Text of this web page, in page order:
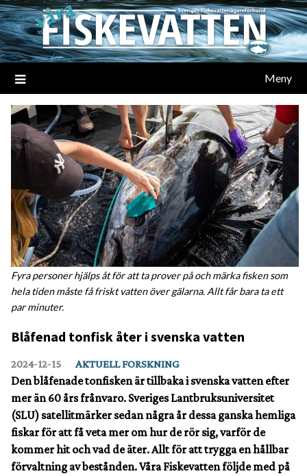
Meny
Fyra personer hjälps åt för att ta prover på och märka fisken som
hela tiden måste få friskt vatten över gälarna. Allt får bara ta ett
par minuter.
Blåfenad tonfisk åter i svenska vatten
2024‑12‑15 AKTUELL FORSKNING
Den blåfenade tonfisken är tillbaka i svenska vatten efter
mer än 60 års frånvaro. Sveriges Lantbruksuniversitet
(SLU) satellitmärker sedan några år dessa ganska hemliga
fiskar för att få veta mer om hur de rör sig, varför de
kommer hit och vad de äter. Allt för att trygga en hållbar
förvaltning av bestånden. Våra Fiskevatten följde med på